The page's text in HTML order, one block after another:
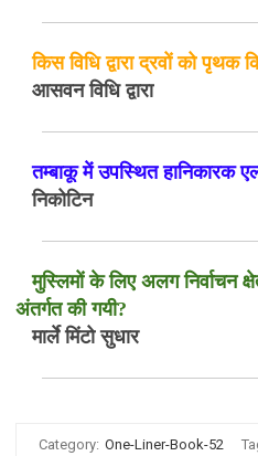
किस विधि द्वारा द्रवों को पृथक
आसवन विधि द्वारा
तम्बाकू में उपस्थित हानिकारक
निकोटिन
मुस्लिमों के लिए अलग निर्वाचन
अंतर्गत की गयी?
मार्ले मिंटो सुधार
Category: One-Liner-Book-52